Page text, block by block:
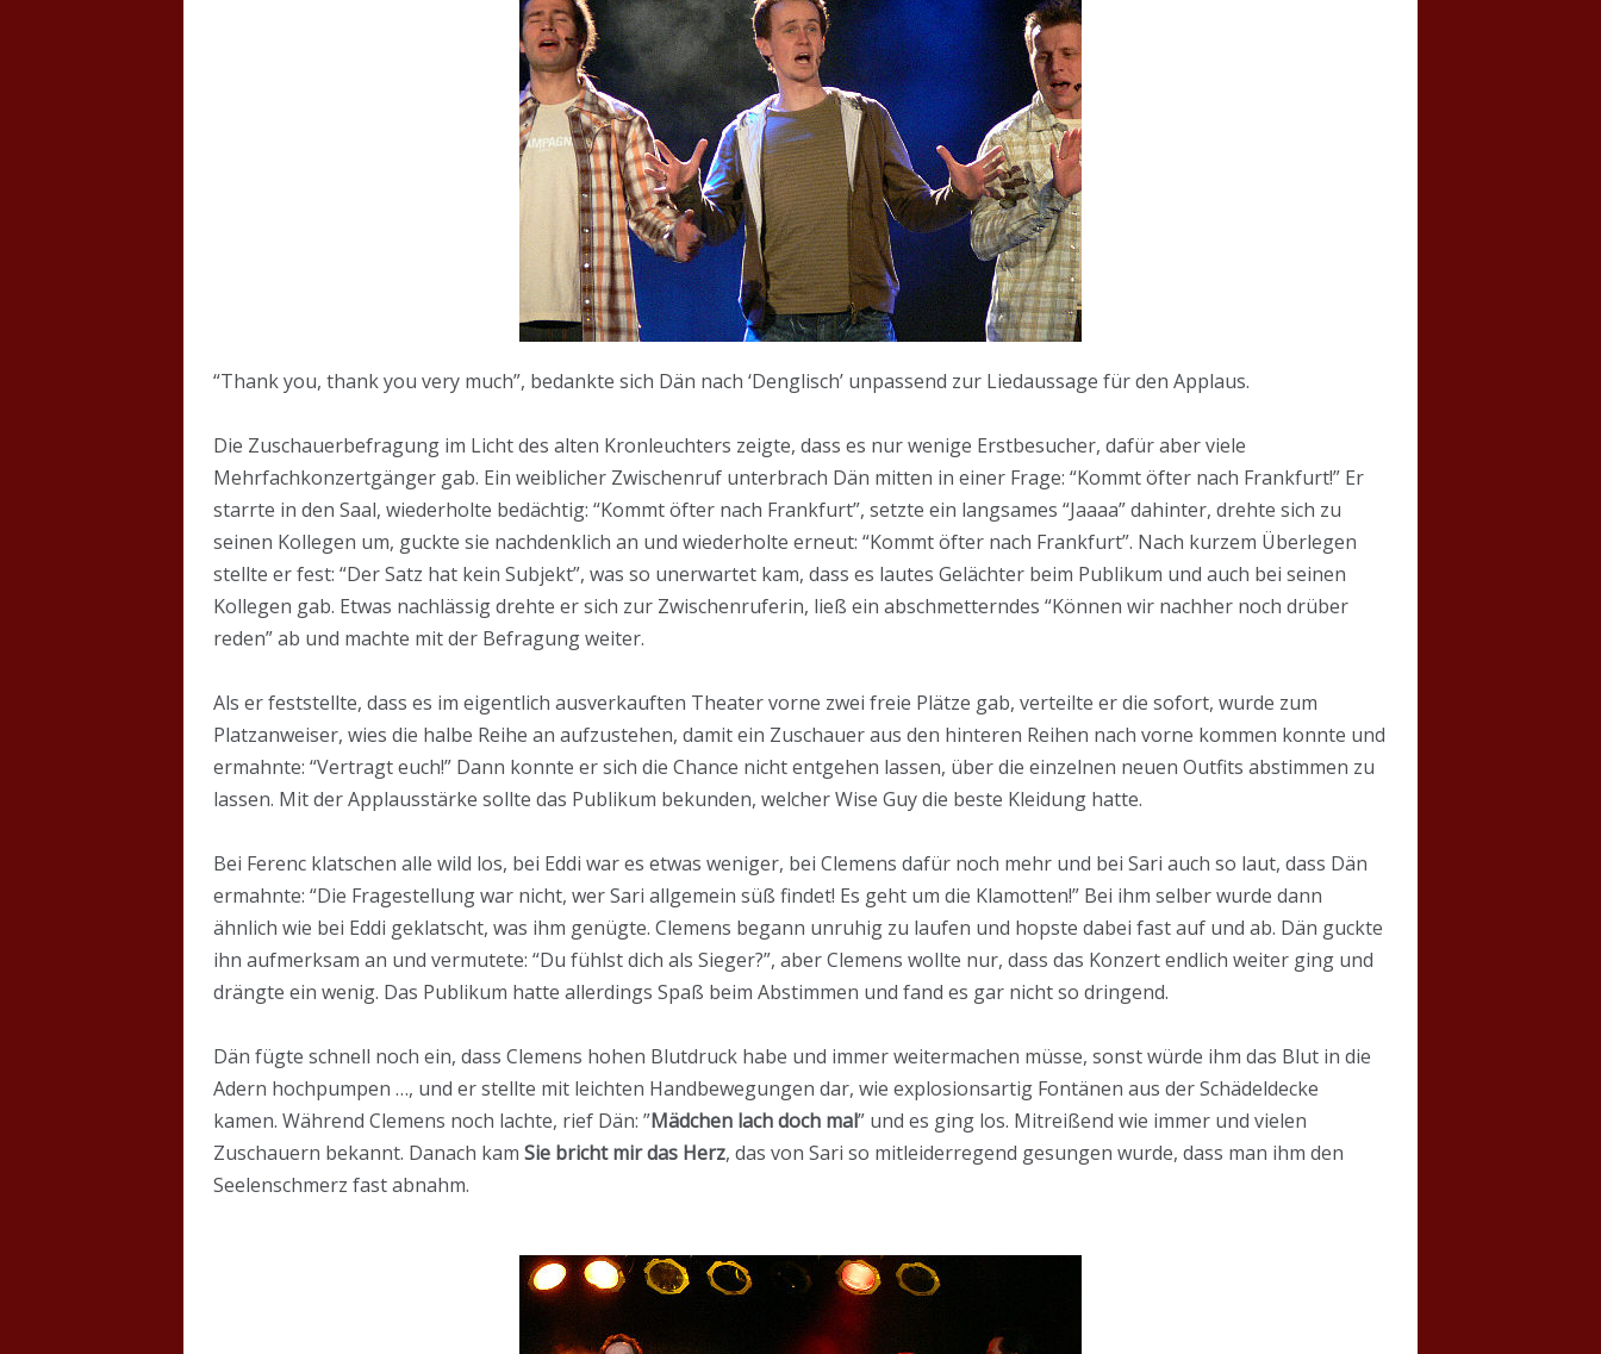
“Thank you, thank you very much”, bedankte sich Dän nach ‘Denglisch’ unpassend zur Liedaussage für den Applaus.
Die Zuschauerbefragung im Licht des alten Kronleuchters zeigte, dass es nur wenige Erstbesucher, dafür aber viele
Mehrfachkonzertgänger gab. Ein weiblicher Zwischenruf unterbrach Dän mitten in einer Frage: “Kommt öfter nach Frankfurt!” Er
starrte in den Saal, wiederholte bedächtig: “Kommt öfter nach Frankfurt”, setzte ein langsames “Jaaaa” dahinter, drehte sich zu
seinen Kollegen um, guckte sie nachdenklich an und wiederholte erneut: “Kommt öfter nach Frankfurt”. Nach kurzem Überlegen
stellte er fest: “Der Satz hat kein Subjekt”, was so unerwartet kam, dass es lautes Gelächter beim Publikum und auch bei seinen
Kollegen gab. Etwas nachlässig drehte er sich zur Zwischenruferin, ließ ein abschmetterndes “Können wir nachher noch drüber
reden” ab und machte mit der Befragung weiter.
Als er feststellte, dass es im eigentlich ausverkauften Theater vorne zwei freie Plätze gab, verteilte er die sofort, wurde zum
Platzanweiser, wies die halbe Reihe an aufzustehen, damit ein Zuschauer aus den hinteren Reihen nach vorne kommen konnte und
ermahnte: “Vertragt euch!” Dann konnte er sich die Chance nicht entgehen lassen, über die einzelnen neuen Outfits abstimmen zu
lassen. Mit der Applausstärke sollte das Publikum bekunden, welcher Wise Guy die beste Kleidung hatte.
Bei Ferenc klatschen alle wild los, bei Eddi war es etwas weniger, bei Clemens dafür noch mehr und bei Sari auch so laut, dass Dän
ermahnte: “Die Fragestellung war nicht, wer Sari allgemein süß findet! Es geht um die Klamotten!” Bei ihm selber wurde dann
ähnlich wie bei Eddi geklatscht, was ihm genügte. Clemens begann unruhig zu laufen und hopste dabei fast auf und ab. Dän guckte
ihn aufmerksam an und vermutete: “Du fühlst dich als Sieger?”, aber Clemens wollte nur, dass das Konzert endlich weiter ging und
drängte ein wenig. Das Publikum hatte allerdings Spaß beim Abstimmen und fand es gar nicht so dringend.
Dän fügte schnell noch ein, dass Clemens hohen Blutdruck habe und immer weitermachen müsse, sonst würde ihm das Blut in die
Adern hochpumpen …, und er stellte mit leichten Handbewegungen dar, wie explosionsartig Fontänen aus der Schädeldecke
kamen. Während Clemens noch lachte, rief Dän: ”Mädchen lach doch mal” und es ging los. Mitreißend wie immer und vielen
Zuschauern bekannt. Danach kamSie bricht mir das Herz, das von Sari so mitleiderregend gesungen wurde, dass man ihm den
Seelenschmerz fast abnahm.